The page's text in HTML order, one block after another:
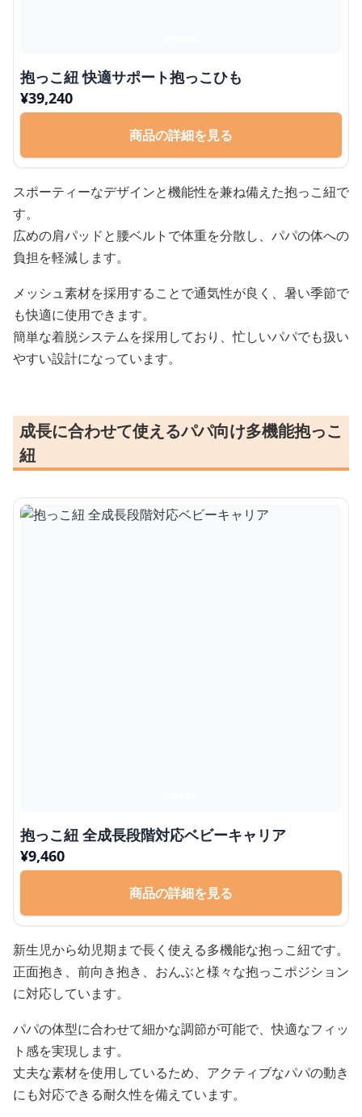
抱っこ紐 快適サポート抱っこひも
¥39,240
商品の詳細を見る
スポーティーなデザインと機能性を兼ね備えた抱っこ紐で
す。
広めの肩パッドと腰ベルトで体重を分散し、パパの体への
負担を軽減します。
メッシュ素材を採用することで通気性が良く、暑い季節で
も快適に使用できます。
簡単な着脱システムを採用しており、忙しいパパでも扱い
やすい設計になっています。
成長に合わせて使えるパパ向け多機能抱っこ
紐
抱っこ紐 全成長段階対応ベビーキャリア
¥9,460
商品の詳細を見る
新生児から幼児期まで長く使える多機能な抱っこ紐です。
正面抱き、前向き抱き、おんぶと様々な抱っこポジション
に対応しています。
パパの体型に合わせて細かな調節が可能で、快適なフィッ
ト感を実現します。
丈夫な素材を使用しているため、アクティブなパパの動き
にも対応できる耐久性を備えています。